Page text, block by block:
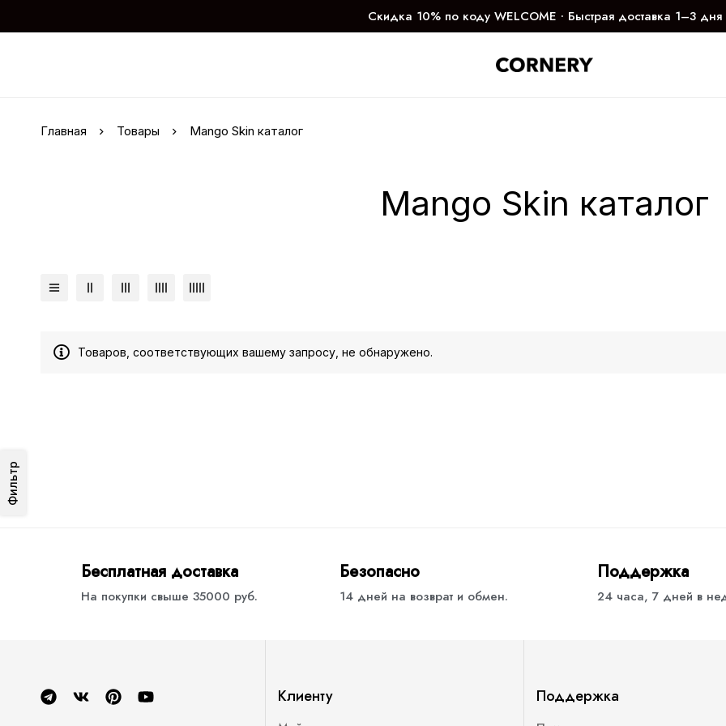
Скидка 10% по коду WELCOME ∙ Быстрая доставка 1–3 дня
Главная Товары Mango Skin каталог
Mango Skin каталог
Фильтр
Товаров, соответствующих вашему запросу, не обнаружено.
Бесплатная доставка
На покупки свыше 35000 руб.
Безопасно
14 дней на возврат и обмен.
Поддержка
24 часа, 7 дней в
Клиенту Поддержка